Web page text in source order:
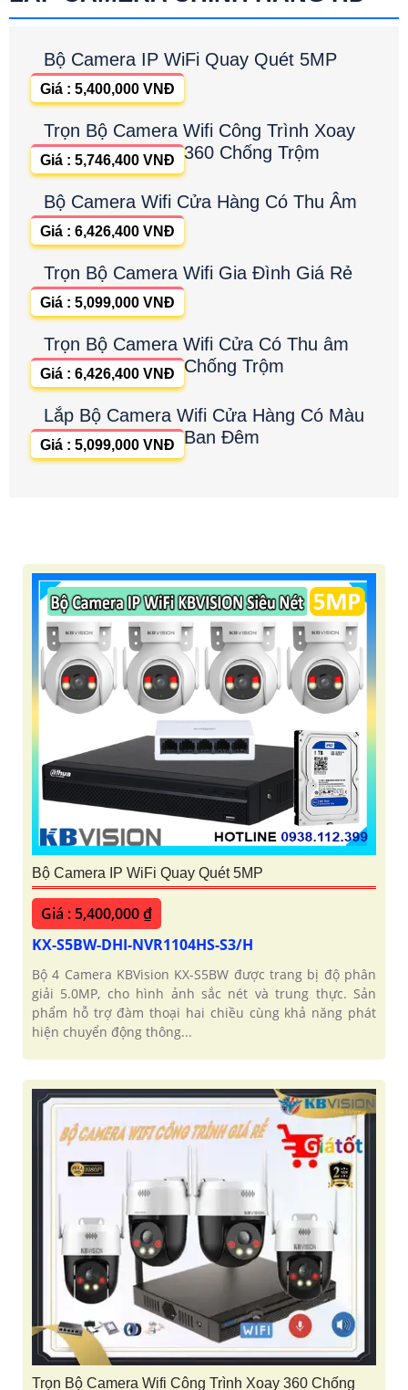
Bộ Camera IP WiFi Quay Quét 5MP
Giá : 5,400,000 VNĐ
Trọn Bộ Camera Wifi Công Trình Xoay
360 Chống Trộm
Giá : 5,746,400 VNĐ
Bộ Camera Wifi Cửa Hàng Có Thu Âm
Giá : 6,426,400 VNĐ
Trọn Bộ Camera Wifi Gia Đình Giá Rẻ
Giá : 5,099,000 VNĐ
Trọn Bộ Camera Wifi Cửa Có Thu âm
Chống Trộm
Giá : 6,426,400 VNĐ
Lắp Bộ Camera Wifi Cửa Hàng Có Màu
Ban Đêm
Giá : 5,099,000 VNĐ
Bộ Camera IP WiFi Quay Quét 5MP
Giá : 5,400,000 ₫
KX-S5BW-DHI-NVR1104HS-S3/H
Bộ 4 Camera KBVision KX-S5BW được trang bị độ phân
giải 5.0MP, cho hình ảnh sắc nét và trung thực. Sản
phẩm hỗ trợ đàm thoại hai chiều cùng khả năng phát
hiện chuyển động thông...
Trọn Bộ Camera Wifi Công Trình Xoay 360 Chống